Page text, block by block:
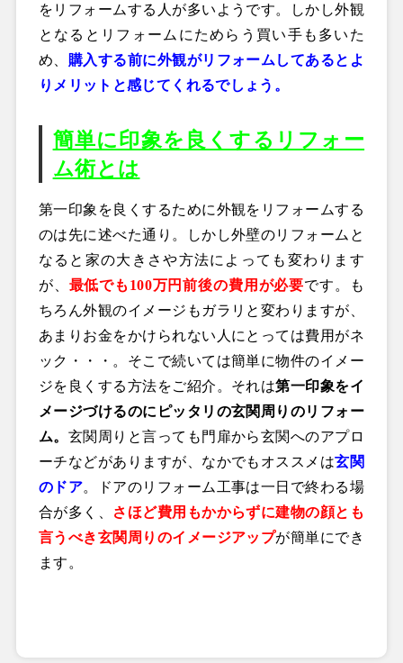
をリフォームする人が多いようです。しかし外観
となるとリフォームにためらう買い手も多いた
め、 購入する前に外観がリフォームしてあるとよ
りメリットと感じてくれるでしょう。
簡単に印象を良くするリフォー
ム術とは
第一印象を良くするために外観をリフォームする
のは先に述べた通り。しかし外壁のリフォームと
なると家の大きさや方法によっても変わります
が、 最低でも100万円前後の費用が必要です。も
ちろん外観のイメージもガラリと変わりますが、
あまりお金をかけられない人にとっては費用がネ
ック・・・。そこで続いては簡単に物件のイメー
ジを良くする方法をご紹介。それは第一印象をイ
メージづけるのにピッタリの玄関周りのリフォー
ム。 玄関周りと言っても門扉から玄関へのアプロ
ーチなどがありますが、なかでもオススメは玄関
のドア。ドアのリフォーム工事は一日で終わる場
合が多く、
さほど費用もかからずに建物の顔とも
言うべき玄関周りのイメージアップが簡単にでき
ます。